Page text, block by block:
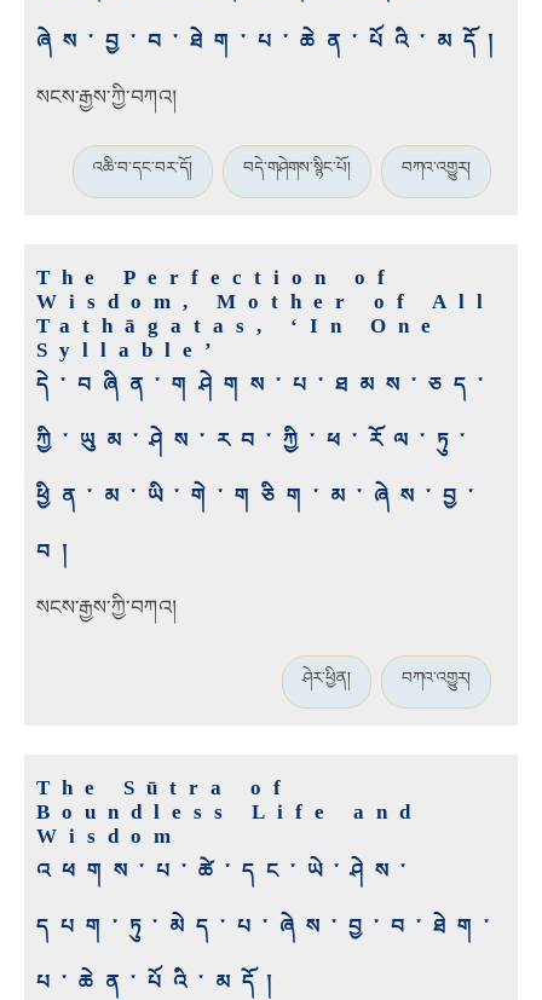
ཞེས་བྱ་བ་ཐེག་པ་ཆེན་པོའི་མདོ།
སངས་རྒྱས་ཀྱི་བཀའ།
འཆི་བ་དང་བར་དོ། བདེ་གཤེགས་སྙིང་པོ། བཀའ་འགྱུར།
The Perfection of
Wisdom, Mother of All
Tathāgatas, ‘In One
Syllable’
དེ་བཞིན་གཤེགས་པ་ཐམས་ཅད་
ཀྱི་ཡུམ་ཤེས་རབ་ཀྱི་ཕ་རོལ་ཏུ་
ཕྱིན་མ་ཡི་གེ་གཅིག་མ་ཞེས་བྱ་
བ།
སངས་རྒྱས་ཀྱི་བཀའ།
ཤེར་ཕྱིན། བཀའ་འགྱུར།
The Sūtra of
Boundless Life and
Wisdom
འཕགས་པ་ཚེ་དང་ཡེ་ཤེས་
དཔག་ཏུ་མེད་པ་ཞེས་བྱ་བ་ཐེག་
པ་ཆེན་པོའི་མདོ།